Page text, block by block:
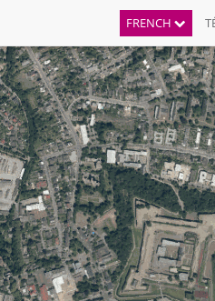
FRENCH